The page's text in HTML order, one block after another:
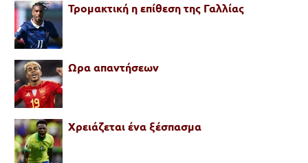
Τρομακτική η επίθεση της Γαλλίας
Ωρα απαντήσεων
Χρειάζεται ένα ξέσπασμα